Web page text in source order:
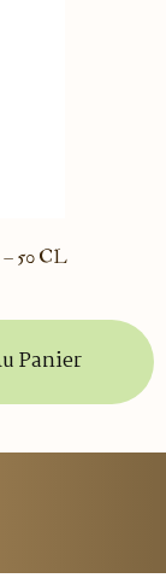
50 CL
Panier